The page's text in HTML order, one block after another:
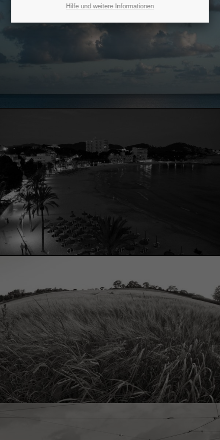
376-293 City Road, Suite 600
San Francisco, CA 94102
Have any questions?
+44 1234 567 890
Drop us a line
info@yourdomain.com
About us
Aenean commodo ligula eget dolor. Aenean massa. Cum
sociis natoque penatibus et magnis dis parturient montes,
nascetur ridiculus mus. Donec quam felis, ultricies nec.
Hilfe und weitere Informationen